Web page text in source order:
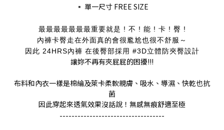
▪️ 單一尺寸 FREE SIZE
最最最最最最最重要就是 ! 不 ! 能 ! 卡 ! 臀 !
內褲卡臀走在外面真的會很尷尬也很不舒服～
因此 24HRS內褲 在後臀部採用 #3D立體防夾臀設計
讓妳不再有夾屁屁的困擾!!!
布料和內衣一樣是棉綸及萊卡柔軟親膚、吸水、導濕、快乾也抗
菌
因此穿起來透氣效果沒話說！無感無痕舒適至極
-----------------------------------